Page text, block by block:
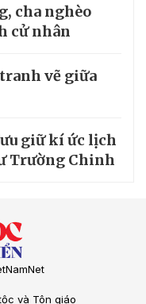
cha nghèo
cử nhân
vẽ giữa
giữ kí ức lịch
Trường Chinh
và Tôn giáo